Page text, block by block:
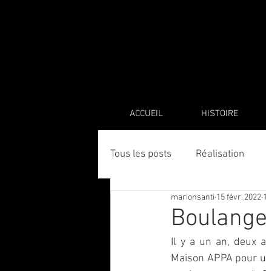
ACCUEIL HISTOIRE
Tous les posts Réalisation
marionsanti 15 févr. 2022
Il y a un an, deux
Maison APPA pour